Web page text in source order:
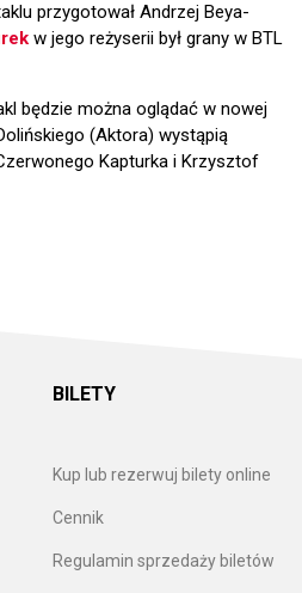
przygotował Andrzej Beya-
w jego reżyserii był grany w BTL
będzie można oglądać w nowej
(Aktora) wystąpią
Kapturka i Krzysztof
BILETY
Kup lub rezerwuj bilety online
Cennik
Regulamin sprzedaży biletów